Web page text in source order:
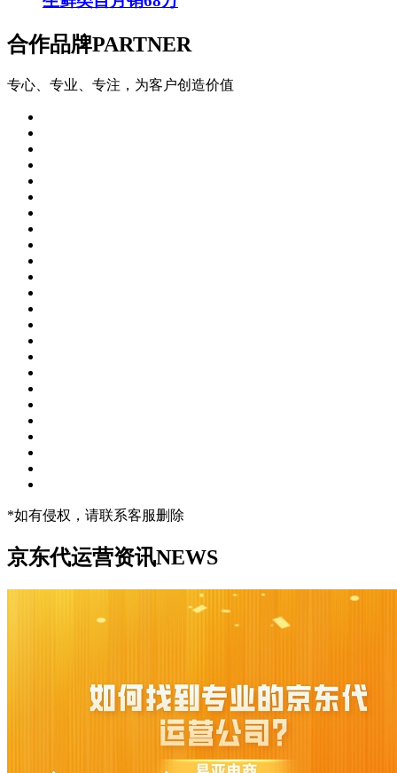
合作品牌PARTNER
专心、专业、专注，为客户创造价值
*如有侵权，请联系客服删除
京东代运营资讯NEWS